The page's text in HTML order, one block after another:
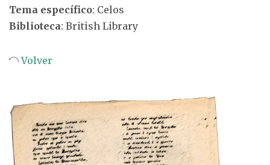
Tema específico: Celos
Biblioteca: British Library
Volver